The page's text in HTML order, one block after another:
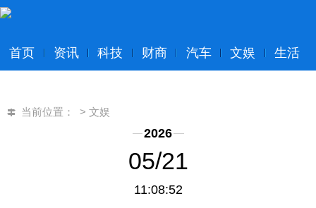
首页 资讯 科技 财商 汽车 文娱 生活
当前位置： > 文娱
2026
05/21
11:08:52